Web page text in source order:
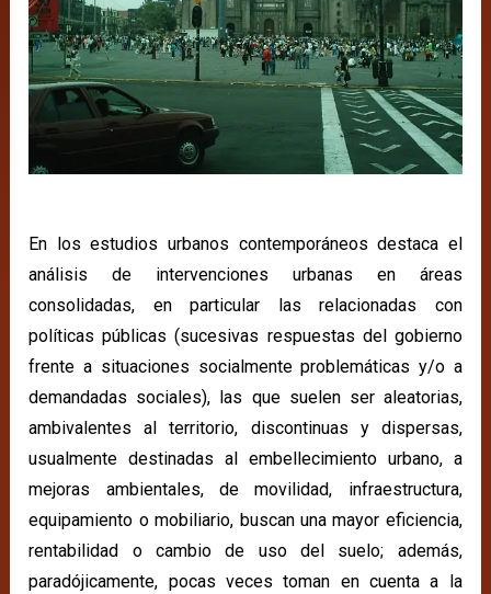
En los estudios urbanos contemporáneos destaca el
análisis de intervenciones urbanas en áreas
consolidadas, en particular las relacionadas con
políticas públicas (sucesivas respuestas del gobierno
frente a situaciones socialmente problemáticas y/o a
demandadas sociales), las que suelen ser aleatorias,
ambivalentes al territorio, discontinuas y dispersas,
usualmente destinadas al embellecimiento urbano, a
mejoras ambientales, de movilidad, infraestructura,
equipamiento o mobiliario, buscan una mayor eficiencia,
rentabilidad o cambio de uso del suelo; además,
paradójicamente, pocas veces toman en cuenta a la